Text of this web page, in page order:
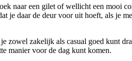
naar een gilet of wellicht een mooi
je daar de deur voor uit hoeft, als je
zowel zakelijk als casual goed kunt
manier voor de dag kunt komen.